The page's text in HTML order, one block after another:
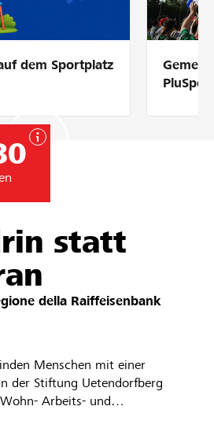
Raiffeisen
dem Sportplatz
statt
della Raiffeisenbank
Menschen mit einer
Arbeits- und